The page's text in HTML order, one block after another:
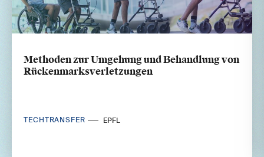
Methoden zur Umgehung und Behandlung von
Rückenmarksverletzungen
TECHTRANSFER EPFL